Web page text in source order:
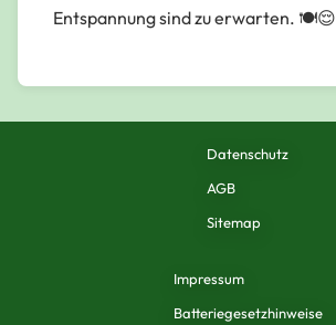
Entspannung sind zu erwarten. 🍽️😌
Datenschutz
AGB
Sitemap
Impressum
Batteriegesetzhinweise